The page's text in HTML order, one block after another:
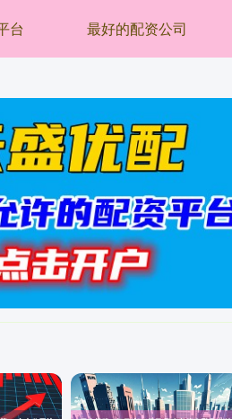
台 最好的配资公司